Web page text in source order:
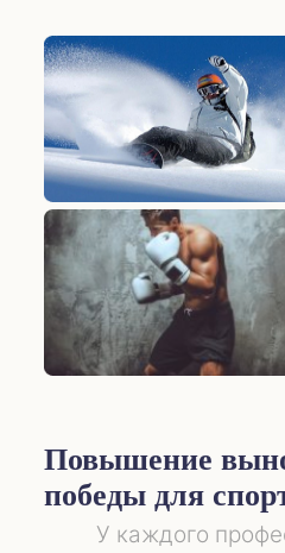
Повышение
победы для
У каждого